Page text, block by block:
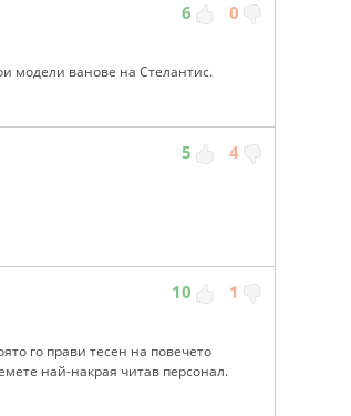
6 0
модели ванове на Стелантис.
5 4
10 1
го прави тесен на повечето
най-накрая читав персонал.